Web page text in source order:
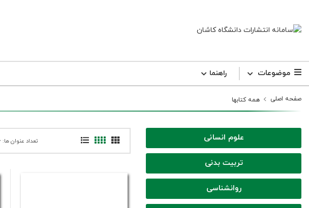
موضوعات راهنما
صفحه اصلی همه کتابها
علوم انسانی
تربیت بدنی
روانشناسی
تعداد عنوان ها: 206